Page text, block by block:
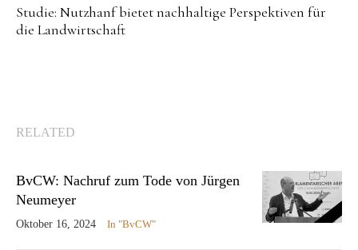
Studie: Nutzhanf bietet nachhaltige Perspektiven für
die Landwirtschaft
RELATED
BvCW: Nachruf zum Tode von Jürgen
Neumeyer
Oktober 16, 2024 In "BvCW"